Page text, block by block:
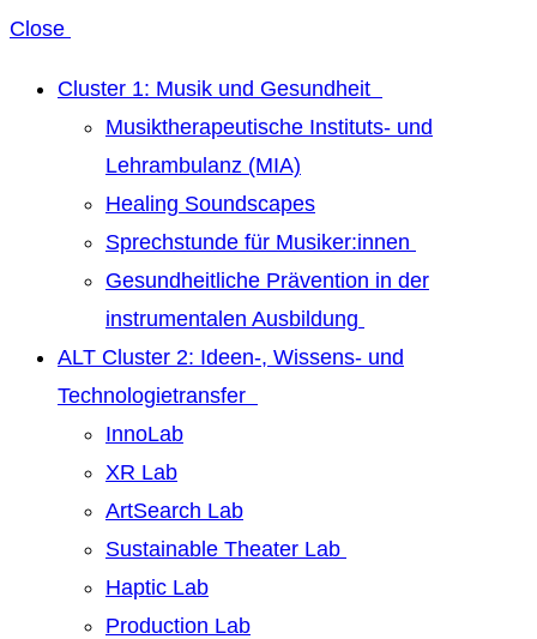
Close
Cluster 1: Musik und Gesundheit
Musiktherapeutische Instituts- und
Lehrambulanz (MIA)
Healing Soundscapes
Sprechstunde für Musiker:innen
Gesundheitliche Prävention in der
instrumentalen Ausbildung
ALT Cluster 2: Ideen-, Wissens- und
Technologietransfer
InnoLab
XR Lab
ArtSearch Lab
Sustainable Theater Lab
Haptic Lab
Production Lab